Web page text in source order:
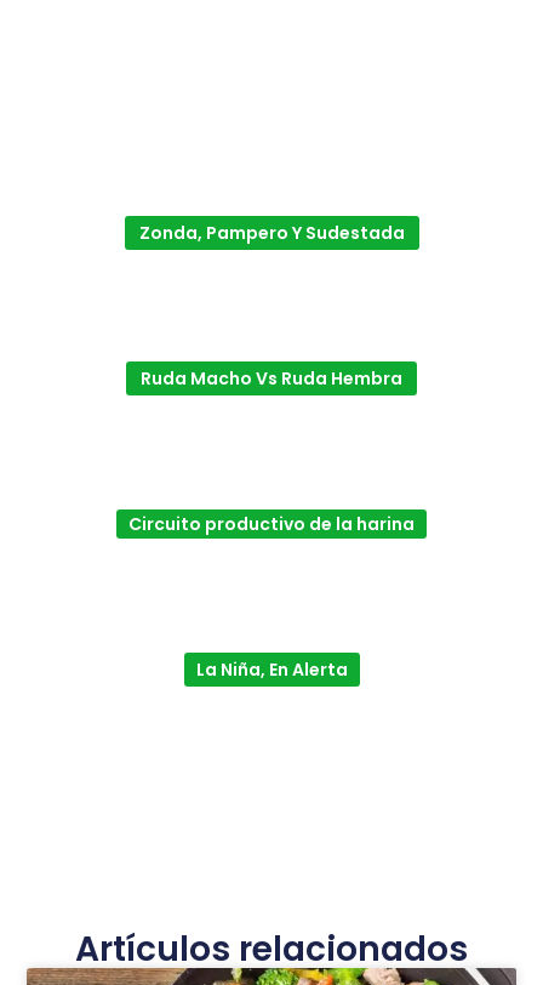
Zonda, Pampero Y Sudestada
Ruda Macho Vs Ruda Hembra
Circuito productivo de la harina
La Niña, En Alerta
Artículos relacionados